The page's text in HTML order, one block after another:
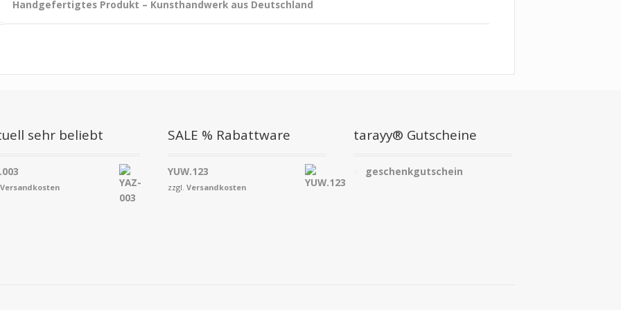
Handgefertigtes Produkt – Kunsthandwerk aus Deutschland
sehr beliebt
Versandkosten
SALE % Rabattware
YUW.123
zzgl. Versandkosten
tarayy® Gutscheine
geschenkgutschein